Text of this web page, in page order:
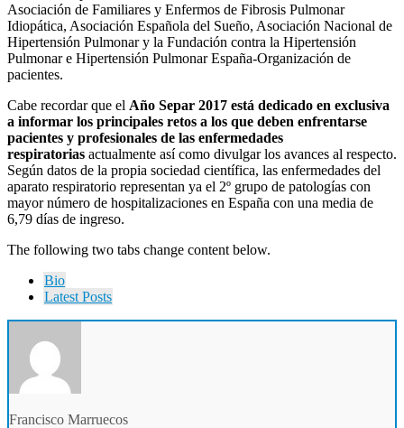
Asociación de Familiares y Enfermos de Fibrosis Pulmonar
Idiopática, Asociación Española del Sueño, Asociación Nacional de
Hipertensión Pulmonar y la Fundación contra la Hipertensión
Pulmonar e Hipertensión Pulmonar España-Organización de
pacientes.
Cabe recordar que el Año Separ 2017 está dedicado en exclusiva
a informar los principales retos a los que deben enfrentarse
pacientes y profesionales de las enfermedades
respiratorias actualmente así como divulgar los avances al respecto.
Según datos de la propia sociedad científica, las enfermedades del
aparato respiratorio representan ya el 2º grupo de patologías con
mayor número de hospitalizaciones en España con una media de
6,79 días de ingreso.
The following two tabs change content below.
Bio
Latest Posts
Francisco Marruecos